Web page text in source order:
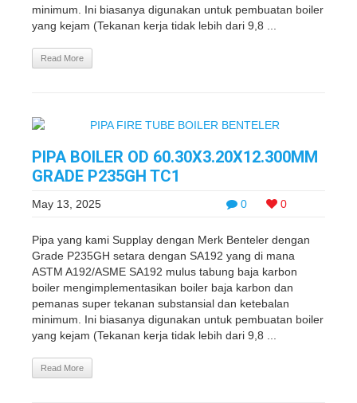
minimum. Ini biasanya digunakan untuk pembuatan boiler
yang kejam (Tekanan kerja tidak lebih dari 9,8 ...
Read More
PIPA BOILER OD 60.30X3.20X12.300MM
GRADE P235GH TC1
0 0
May 13, 2025
Pipa yang kami Supplay dengan Merk Benteler dengan
Grade P235GH setara dengan SA192 yang di mana
ASTM A192/ASME SA192 mulus tabung baja karbon
boiler mengimplementasikan boiler baja karbon dan
pemanas super tekanan substansial dan ketebalan
minimum. Ini biasanya digunakan untuk pembuatan boiler
yang kejam (Tekanan kerja tidak lebih dari 9,8 ...
Read More